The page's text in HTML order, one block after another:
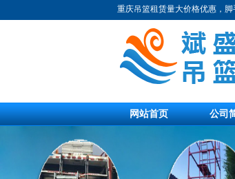
重庆吊篮租赁量大价格优惠，
网站首页 公司